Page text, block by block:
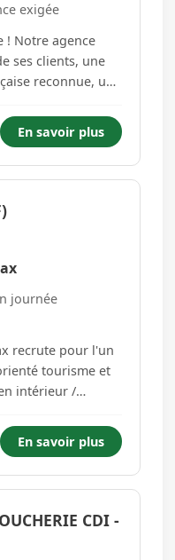
exigée
! Notre agence
ses clients, une
reconnue, un
pour
En savoir plus
journée
recrute pour l'un
tourisme et
intérieur /
et la préparation
les vacanciers
En savoir plus
CDI -